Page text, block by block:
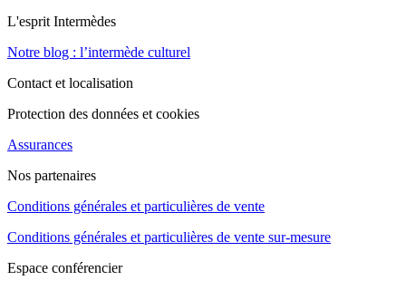
L'esprit Intermèdes
Notre blog : l’intermède culturel
Contact et localisation
Protection des données et cookies
Assurances
Nos partenaires
Conditions générales et particulières de vente
Conditions générales et particulières de vente sur-mesure
Espace conférencier